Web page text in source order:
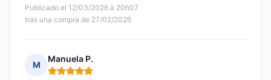
Publicado el 12/03/2026 à 20h07
tras una compra de 27/02/2026
M
Manuela P.
Nota: 5 de 5